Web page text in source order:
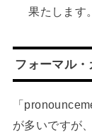
果たします。
フォーマル
「
が多いですが